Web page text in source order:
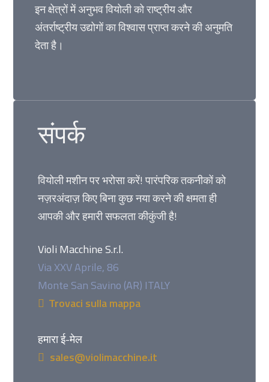
इन क्षेत्रों में अनुभव वियोली को राष्ट्रीय और
अंतर्राष्ट्रीय उद्योगों का विश्वास प्राप्त करने की अनुमति
देता है।
संपर्क
वियोली मशीन पर भरोसा करें! पारंपरिक तकनीकों को
नज़रअंदाज़ किए बिना कुछ नया करने की क्षमता ही
आपकी और हमारी सफलता कीकुंजी है!
Violi Macchine S.r.l.
Via XXV Aprile, 86
Monte San Savino (AR) ITALY
Trovaci sulla mappa
हमारा ई-मेल
sales@violimacchine.it